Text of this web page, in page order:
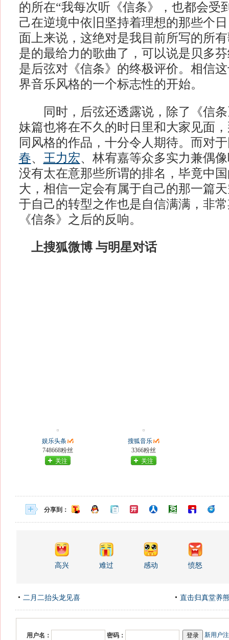
的所在“我每次听《信条》，也都会受
己在逆境中依旧坚持着理想的那些个
面上来说，这绝对是我目前所写的所
是的最给力的歌曲了，可以说是贝多
是后弦对《信条》的终极评价。相信
界音乐风格的一个标志性的开始。
同时，后弦还透露说，除了《信条
妹篇也将在不久的时日里和大家见面
同风格的作品，十分令人期待。而对
春、 王力宏、林宥嘉等众多实力兼偶
没有太在意那些所谓的排名，毕竟中
大，相信一定会有属于自己的那一篇
于自己的转型之作也是自信满满，非
《信条》之后的反响。
上搜狐微博 与明星对话
娱乐头条
748668粉丝
关注
搜狐音乐
3366粉丝
关注
分享到：
高兴 难过 感动 愤怒
二月二抬头龙见喜 直击归真堂养
用户名： 密码： 新用户